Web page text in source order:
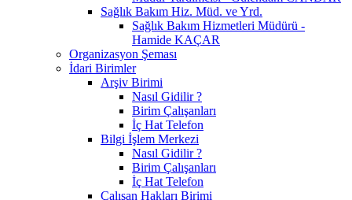
Sağlık Bakım Hiz. Müd. ve Yrd.
Sağlık Bakım Hizmetleri Müdürü -
Hamide KAÇAR
Organizasyon Şeması
İdari Birimler
Arşiv Birimi
Nasıl Gidilir ?
Birim Çalışanları
İç Hat Telefon
Bilgi İşlem Merkezi
Nasıl Gidilir ?
Birim Çalışanları
İç Hat Telefon
Çalışan Hakları Birimi